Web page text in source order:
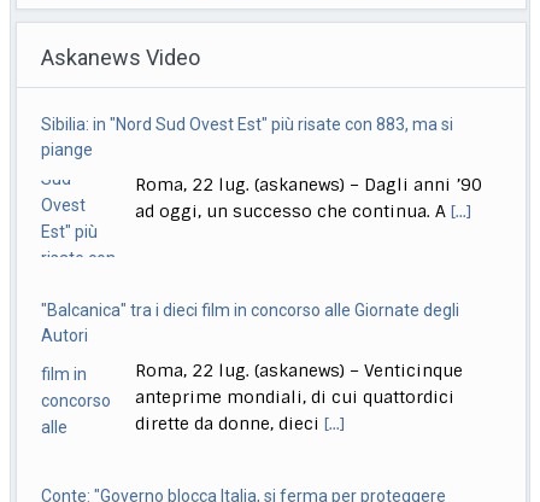
Roma, 22 lug. (askanews) – Il 18 settembre esce "Sono
Lucio" (Sony Music Italy), l’antologia
all’attacco in Parlamento
Parlamento per la decisione della Giunta delle[...]
Askanews Video
Sibilia: in "Nord Sud Ovest Est" più risate con 883, ma si
piange
Roma, 22 lug. (askanews) – Dagli anni ’90
ad oggi, un successo che continua. A[...]
"Balcanica" tra i dieci film in concorso alle Giornate degli
Autori
Roma, 22 lug. (askanews) – Venticinque
anteprime mondiali, di cui quattordici
dirette da donne, dieci[...]
Conte: "Governo blocca Italia, si ferma per proteggere